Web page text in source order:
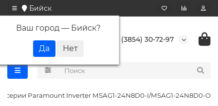
Бийск
Ваш город — Бийск?
+7 (3854) 30-72-97
серии Paramount Inverter MSAG1-24N8D0-I/MSAG1-24N8D0-O